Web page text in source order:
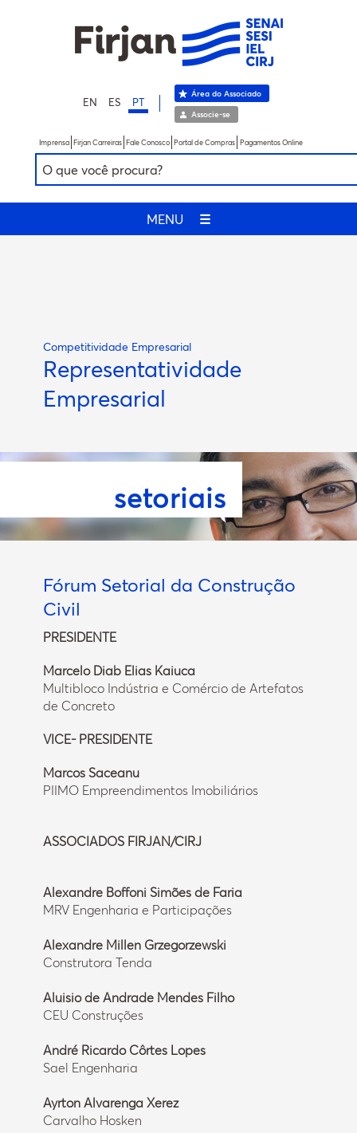
EN ES PT
Área do Associado
Associe-se
Imprensa Firjan Carreiras Fale Conosco Portal de Compras Pagamentos Online
MENU ☰
Competitividade Empresarial
Representatividade
Empresarial
setoriais
Fórum Setorial da Construção
Civil
PRESIDENTE
Marcelo Diab Elias Kaiuca
Multibloco Indústria e Comércio de Artefatos
de Concreto
VICE- PRESIDENTE
Marcos Saceanu
PIIMO Empreendimentos Imobiliários
ASSOCIADOS FIRJAN/CIRJ
Alexandre Boffoni Simões de Faria
MRV Engenharia e Participações
Alexandre Millen Grzegorzewski
Construtora Tenda
Aluisio de Andrade Mendes Filho
CEU Construções
André Ricardo Côrtes Lopes
Sael Engenharia
Ayrton Alvarenga Xerez
Carvalho Hosken